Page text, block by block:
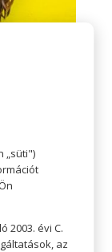
színeket
során az
mellé egy
„süti")
2003. évi C.
az